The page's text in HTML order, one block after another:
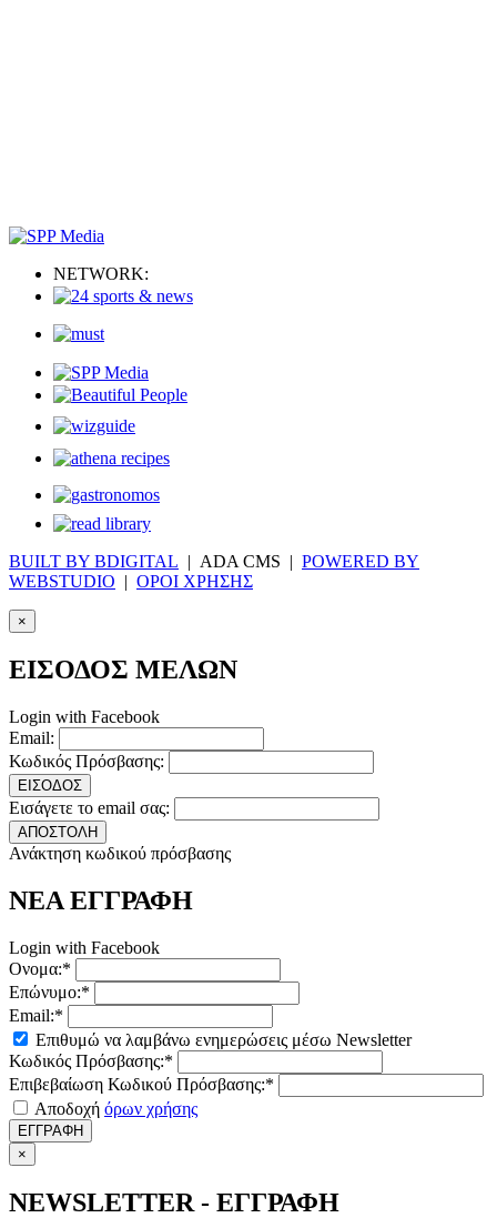
NETWORK:
BUILT BY BDIGITAL | ADA CMS | POWERED BY
WEBSTUDIO | ΟΡΟΙ ΧΡΗΣΗΣ
×
ΕΙΣΟΔΟΣ ΜΕΛΩΝ
Login with Facebook
Email:
Κωδικός Πρόσβασης:
ΕΙΣΟΔΟΣ
Εισάγετε το email σας:
ΑΠΟΣΤΟΛΗ
Ανάκτηση κωδικού πρόσβασης
ΝΕΑ ΕΓΓΡΑΦΗ
Login with Facebook
Ονομα:*
Επώνυμο:*
Email:*
Επιθυμώ να λαμβάνω ενημερώσεις μέσω Newsletter
Κωδικός Πρόσβασης:*
Επιβεβαίωση Κωδικού Πρόσβασης:*
Αποδοχή όρων χρήσης
ΕΓΓΡΑΦΗ
×
NEWSLETTER - ΕΓΓΡΑΦΗ